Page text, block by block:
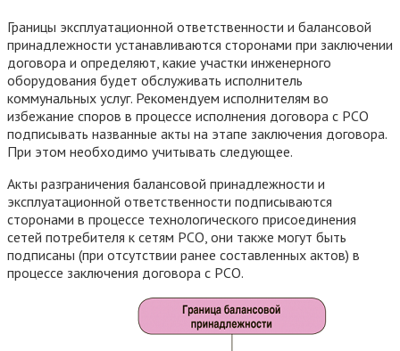
Границы эксплуатационной ответственности и балансовой
принадлежности устанавливаются сторонами при заключении
договора и определяют, какие участки инженерного
оборудования будет обслуживать исполнитель
коммунальных услуг. Рекомендуем исполнителям во
избежание споров в процессе исполнения договора с РСО
подписывать названные акты на этапе заключения договора.
При этом необходимо учитывать следующее.
Акты разграничения балансовой принадлежности и
эксплуатационной ответственности подписываются
сторонами в процессе технологического присоединения
сетей потребителя к сетям РСО, они также могут быть
подписаны (при отсутствии ранее составленных актов) в
процессе заключения договора с РСО.